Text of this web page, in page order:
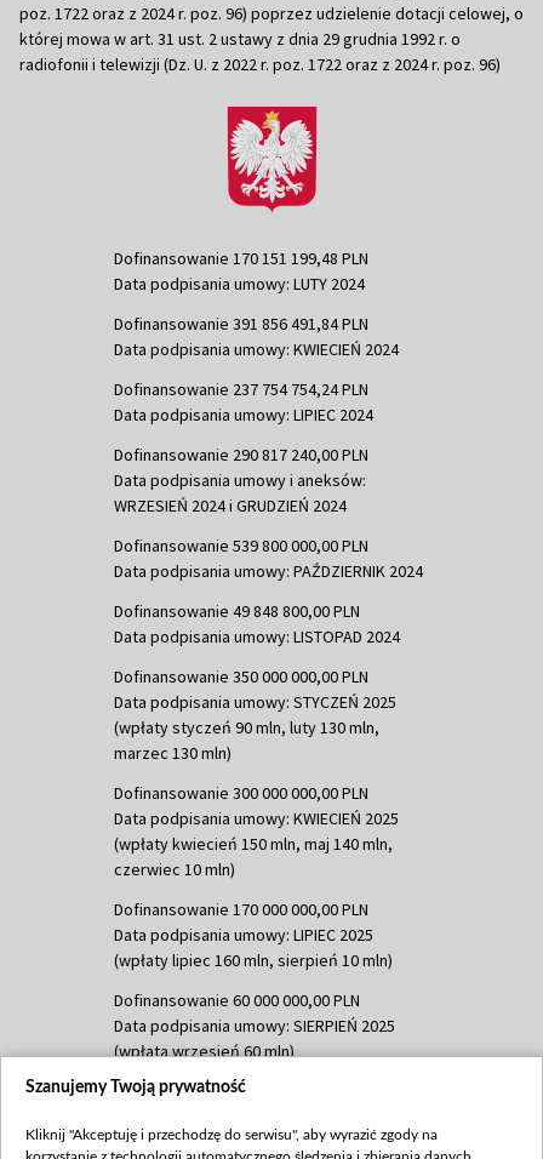
poz. 1722 oraz z 2024 r. poz. 96) poprzez udzielenie dotacji celowej, o
której mowa w art. 31 ust. 2 ustawy z dnia 29 grudnia 1992 r. o
radiofonii i telewizji (Dz. U. z 2022 r. poz. 1722 oraz z 2024 r. poz. 96)
Dofinansowanie 170 151 199,48 PLN
Data podpisania umowy: LUTY 2024
Dofinansowanie 391 856 491,84 PLN
Data podpisania umowy: KWIECIEŃ 2024
Dofinansowanie 237 754 754,24 PLN
Data podpisania umowy: LIPIEC 2024
Dofinansowanie 290 817 240,00 PLN
Data podpisania umowy i aneksów:
WRZESIEŃ 2024 i GRUDZIEŃ 2024
Dofinansowanie 539 800 000,00 PLN
Data podpisania umowy: PAŹDZIERNIK 2024
Dofinansowanie 49 848 800,00 PLN
Data podpisania umowy: LISTOPAD 2024
Dofinansowanie 350 000 000,00 PLN
Data podpisania umowy: STYCZEŃ 2025
(wpłaty styczeń 90 mln, luty 130 mln,
marzec 130 mln)
Dofinansowanie 300 000 000,00 PLN
Data podpisania umowy: KWIECIEŃ 2025
(wpłaty kwiecień 150 mln, maj 140 mln,
czerwiec 10 mln)
Dofinansowanie 170 000 000,00 PLN
Data podpisania umowy: LIPIEC 2025
(wpłaty lipiec 160 mln, sierpień 10 mln)
Dofinansowanie 60 000 000,00 PLN
Data podpisania umowy: SIERPIEŃ 2025
(wpłata wrzesień 60 mln)
Dofinansowanie 635 783 051,21 PLN
(wpłata wrzesień 100 mln, październik 350
Szanujemy Twoją prywatność
Kliknij "Akceptuję i przechodzę do serwisu", aby wyrazić zgody na